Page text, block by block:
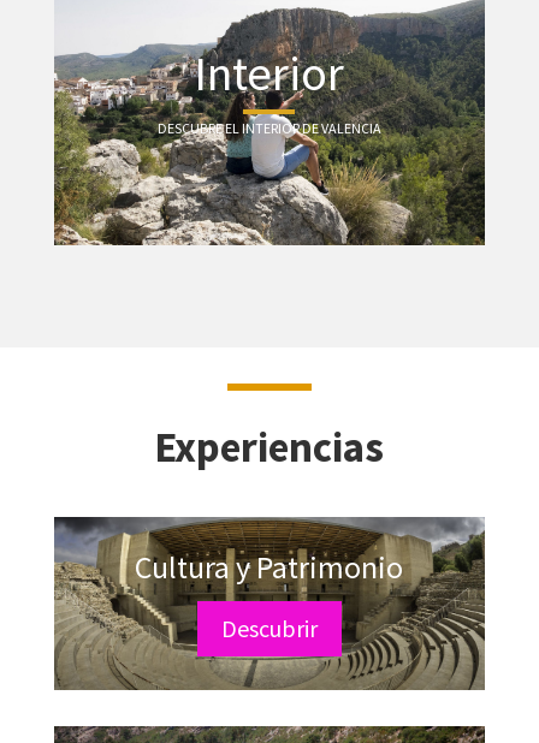
Interior
DESCUBRE EL INTERIOR DE VALENCIA
Experiencias
Cultura y Patrimonio
Descubrir